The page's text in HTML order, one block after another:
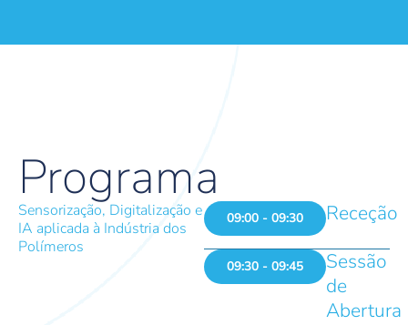
Programa
Sensorização, Digitalização e
IA aplicada à Indústria dos
Polímeros
09:00 - 09:30 Receção
09:30 - 09:45
Sessão
de
Abertura